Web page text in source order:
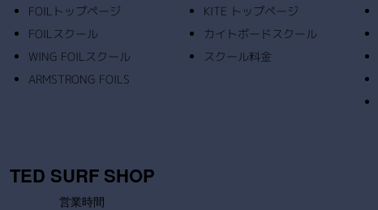
FOILトップページ
FOILスクール
WING FOILスクール
ARMSTRONG FOILS
KITE トップページ
カイトボードスクール
スクール料金
TED SURF SHOP
営業時間